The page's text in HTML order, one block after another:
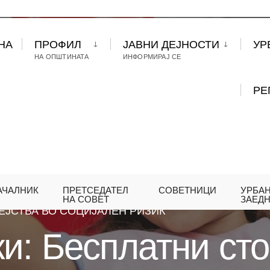
ПРОФИЛ
НА ОПШТИНАТА
ЈАВНИ ДЕЈНОСТИ
ИНФОРМИРАЈ СЕ
ПРЕТСЕДАТЕЛ
НА СОВЕТ
СОВЕТНИЦИ
ГЕРАСИМОВСКИ: БЕСПЛАТНИ
ВО СОЦИЈАЛЕН РИЗИК
Бесплатни